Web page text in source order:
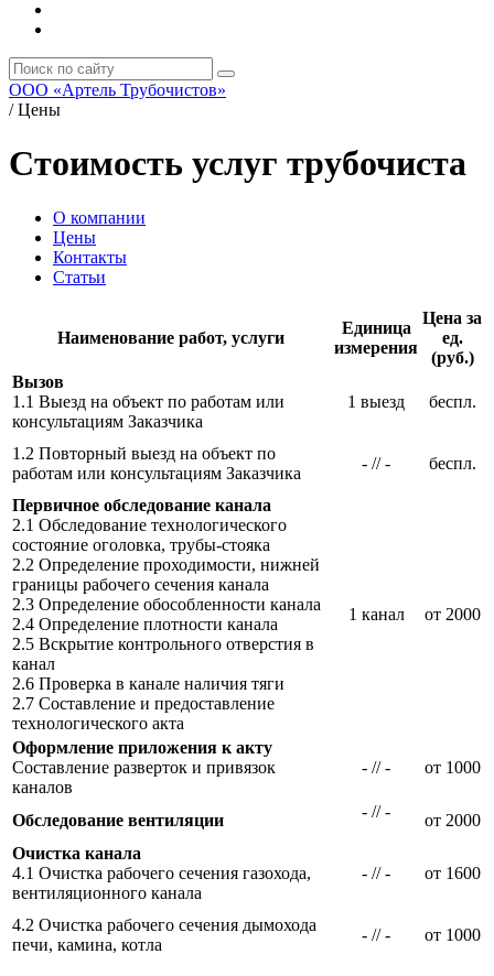
ООО «Артель Трубочистов»
/ Цены
Стоимость услуг трубочиста
О компании
Цены
Контакты
Статьи
Наименование работ, услуги
Единица
измерения
Цена за
ед.
(руб.)
Вызов
1.1 Выезд на объект по работам или
консультациям Заказчика
1 выезд беспл.
1.2 Повторный выезд на объект по
работам или консультациям Заказчика
- // - беспл.
Первичное обследование канала
2.1 Обследование технологического
состояние оголовка, трубы-стояка
2.2 Определение проходимости, нижней
границы рабочего сечения канала
2.3 Определение обособленности канала
2.4 Определение плотности канала
2.5 Вскрытие контрольного отверстия в
канал
2.6 Проверка в канале наличия тяги
2.7 Составление и предоставление
технологического акта
1 канал от 2000
Оформление приложения к акту
Составление разверток и привязок
каналов
- // - от 1000
Обследование вентиляции - // -
от 2000
Очистка канала
4.1 Очистка рабочего сечения газохода,
вентиляционного канала
- // - от 1600
4.2 Очистка рабочего сечения дымохода
печи, камина, котла
- // - от 1000